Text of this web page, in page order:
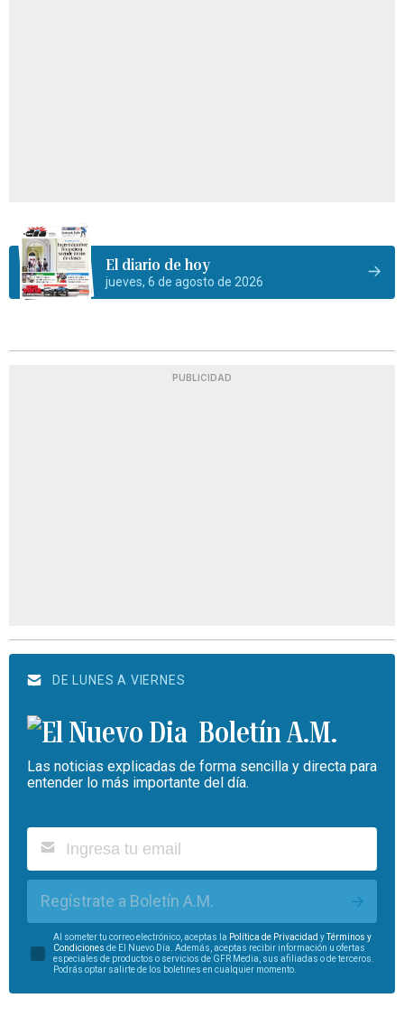
El diario de hoy
jueves, 6 de agosto de 2026
PUBLICIDAD
DE LUNES A VIERNES
Boletín A.M.
Las noticias explicadas de forma sencilla y directa para
entender lo más importante del día.
Regístrate a Boletín A.M.
Al someter tu correo electrónico, aceptas la Política de Privacidad y
Términos y
Condiciones de El Nuevo Día. Además, aceptas recibir información u ofertas
especiales de productos o servicios de GFR Media, sus afiliadas o de terceros.
Podrás optar salirte de los boletines en cualquier momento.